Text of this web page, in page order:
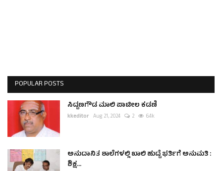
POPULAR POSTS
ಸಿದ್ದಣಗೌಡ ಮಾಲಿ ಪಾಟೀಲ ಕಡಣಿ
kkeditor Aug 21, 2024 2 6.4k
ಅನುದಾನಿತ ಶಾಲೆಗಳಲ್ಲಿ ಖಾಲಿ ಹುದ್ದೆ ಭರ್ತಿಗೆ ಅನುಮತಿ :
ಶಿಕ್ಷ...